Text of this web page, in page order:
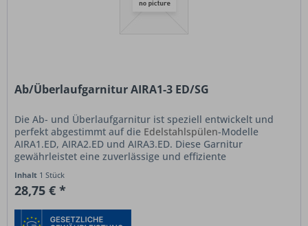
Ab/Überlaufgarnitur AIRA1-3 ED/SG
Die Ab- und Überlaufgarnitur ist speziell entwickelt und
perfekt abgestimmt auf die Edelstahlspülen-Modelle
AIRA1.ED, AIRA2.ED und AIRA3.ED. Diese Garnitur
gewährleistet eine zuverlässige und effiziente
Inhalt 1 Stück
28,75 € *